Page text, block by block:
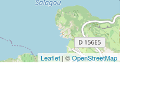
Leaflet | ©OpenStreetMap